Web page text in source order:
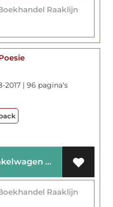
Raaklijn
2017 | 96 pagina's
Voeg toe aan mijn winkelwagen
Raaklijn